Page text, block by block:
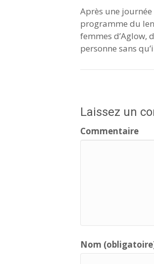
Après une
programme du
femmes d’Aglow,
personne sans
Laissez un
Commentaire
Nom